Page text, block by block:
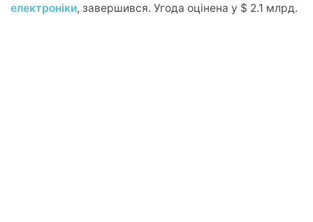
електроніки, завершився. Угода оцінена у $ 2.1 млрд.